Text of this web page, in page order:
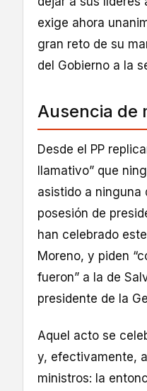
exige ahora
gran reto de su
del Gobierno a la
Ausencia de
Desde el PP
llamativo” que
asistido a ninguna
posesión de
han celebrado
Moreno, y piden
fueron” a la de
presidente de la
Aquel acto se
y, efectivamente,
ministros: la